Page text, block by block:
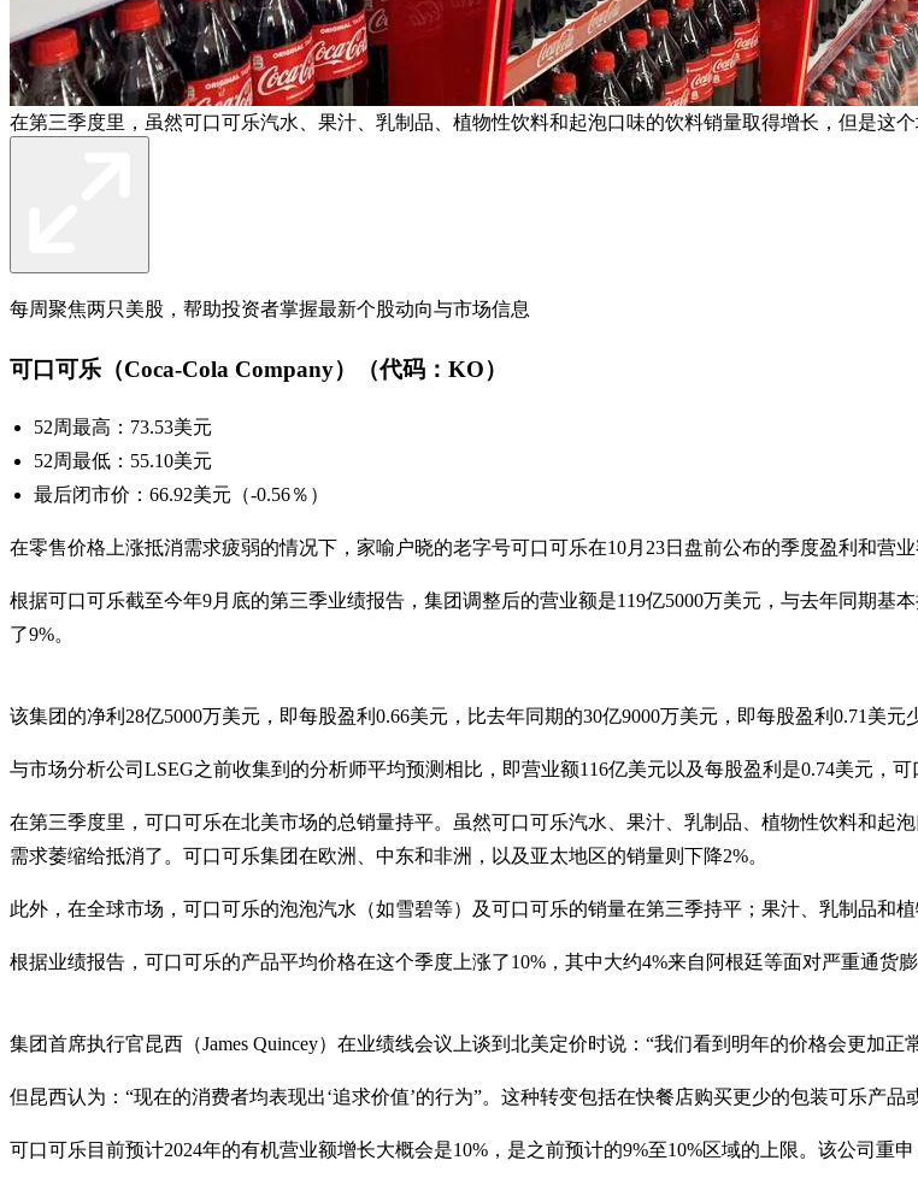
在第三季度里，虽然可口可乐汽水、果汁、乳制品、植物性饮料和起泡口味的饮料销量取得增长，但是这
每周聚焦两只美股，帮助投资者掌握最新个股动向与市场信息
可口可乐（Coca-Cola Company）（代码：KO）
52周最高：73.53美元
52周最低：55.10美元
最后闭市价：66.92美元（-0.56％）
在零售价格上涨抵消需求疲弱的情况下，家喻户晓的老字号可口可乐在10月23日盘前公布的季度盈利和营
根据可口可乐截至今年9月底的第三季业绩报告，集团调整后的营业额是119亿5000万美元，与去年同期
了9%。
该集团的净利28亿5000万美元，即每股盈利0.66美元，比去年同期的30亿9000万美元，即每股盈利0.71美
与市场分析公司LSEG之前收集到的分析师平均预测相比，即营业额116亿美元以及每股盈利是0.74美元，可
在第三季度里，可口可乐在北美市场的总销量持平。虽然可口可乐汽水、果汁、乳制品、植物性饮料和起
需求萎缩给抵消了。可口可乐集团在欧洲、中东和非洲，以及亚太地区的销量则下降2%。
此外，在全球市场，可口可乐的泡泡汽水（如雪碧等）及可口可乐的销量在第三季持平；果汁、乳制品和
根据业绩报告，可口可乐的产品平均价格在这个季度上涨了10%，其中大约4%来自阿根廷等面对严重通货
集团首席执行官昆西（James Quincey）在业绩线会议上谈到北美定价时说：“我们看到明年的价格会更加
但昆西认为：“现在的消费者均表现出‘追求价值’的行为”。这种转变包括在快餐店购买更少的包装可乐产品
可口可乐目前预计2024年的有机营业额增长大概会是10%，是之前预计的9%至10%区域的上限。该公司重